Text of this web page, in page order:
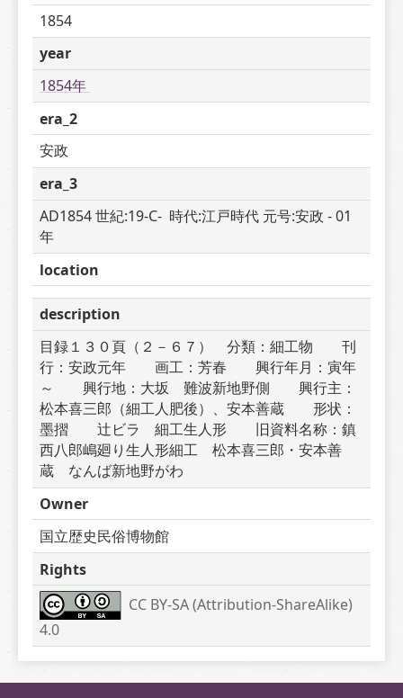
1854
year
1854年
era_2
安政
era_3
AD1854 世紀:19-C-  時代:江戸時代 元号:安政 - 01
年
location
description
目録１３０頁（２－６７）　分類：細工物　　刊
行：安政元年　　画工：芳春　　興行年月：寅年
～　　興行地：大坂　難波新地野側　　興行主：
松本喜三郎（細工人肥後）、安本善蔵　　形状：
墨摺　　辻ビラ　細工生人形　　旧資料名称：鎮
西八郎嶋廻り生人形細工　松本喜三郎・安本善
蔵　なんば新地野がわ
Owner
国立歴史民俗博物館
Rights
CC BY-SA (Attribution-ShareAlike)
4.0